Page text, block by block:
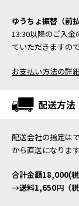
ゆうちょ振替（前払
13:30以降のご入
ていただきますの
お支払い方法の詳
配送方法
配送会社の指定は
から直送になります
合計金額18,000(
→送料1,650円（税